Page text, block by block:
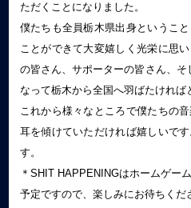
ただくことになりました。
僕たちも全員栃木県出身というこ
ことができて大変嬉しく光栄に思
の皆さん、サポーターの皆さん、
なって栃木から全国へ羽ばたければ
これから様々なところで僕たちの
耳を傾けていただければ嬉しいで
す。
＊SHIT HAPPENINGはホームゲー
予定ですので、楽しみにお待ちくだ